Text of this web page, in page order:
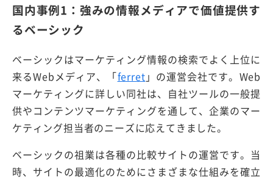
国内事例1：強みの情報メディアで価値提供す
るベーシック
ベーシックはマーケティング情報の検索でよく上位に
来るWebメディア、「ferret 」の運営会社です。Web
マーケティングに詳しい同社は、自社ツールの一般提
供やコンテンツマーケティングを通して、企業のマー
ケティング担当者のニーズに応えてきました。
ベーシックの祖業は各種の比較サイトの運営です。当
時、サイトの最適化のためにさまざまな仕組みを確立